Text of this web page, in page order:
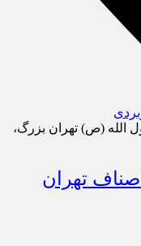
الله (ص) تهران بزرگ،
تهران